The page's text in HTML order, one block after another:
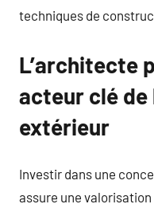
techniques de
L’architecte
acteur clé de
extérieur
Investir dans une
assure une valorisation